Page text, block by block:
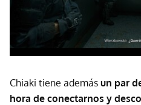
Chiaki tiene además un par
hora de conectarnos y